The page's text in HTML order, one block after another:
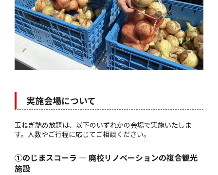
実施会場について
玉ねぎ詰め放題は、以下のいずれかの会場で実施いたしま
す。人数やご行程に応じてご相談ください。
①のじまスコーラ — 廃校リノベーションの複合観光
施設